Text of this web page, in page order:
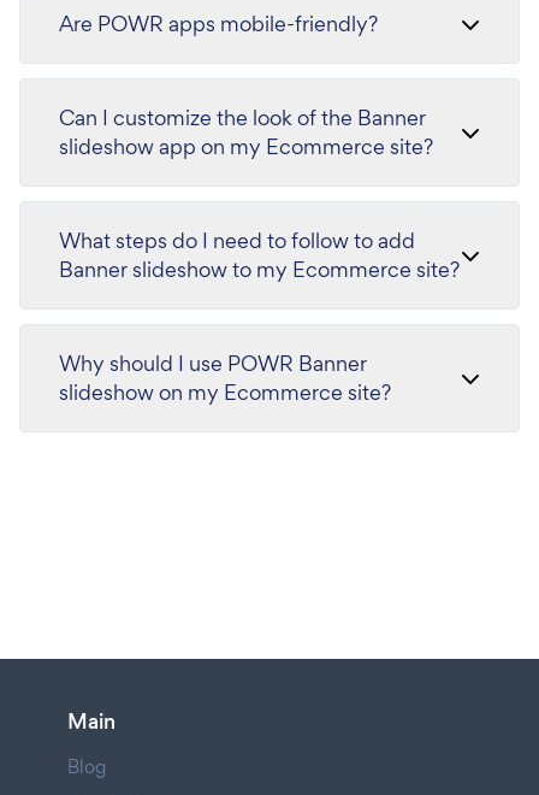
Are POWR apps mobile-friendly?
Can I customize the look of the Banner
slideshow app on my Ecommerce site?
What steps do I need to follow to add
Banner slideshow to my Ecommerce site?
Why should I use POWR Banner
slideshow on my Ecommerce site?
Main
Blog